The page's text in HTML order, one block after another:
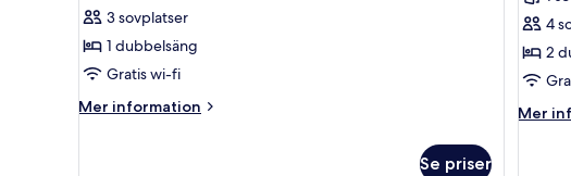
dubbelsäng
-
tillgänglighetsanpassat
(roll
3 sovplatser
1 dubbelsäng
Gratis wi-fi
Mer information
Mer
Se priser
-
2
-
utsikt
4
2
Mer
Mer